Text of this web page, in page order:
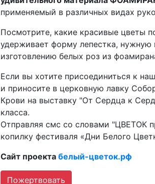
применяемый в различных видах
Посмотрите, какие красивые цветы
удерживает форму лепестка, нужную
изготовлению белых роз из
Если вы хотите присоединиться к
и приносите в церковную лавку
Крови на выставку "От Сердца к
класса.
Отправляя смс со словами "ЦВЕТОК
копилку фестиваля «Дни Белого
Сайт проекта белый-цветок.рф
Пожертвовать